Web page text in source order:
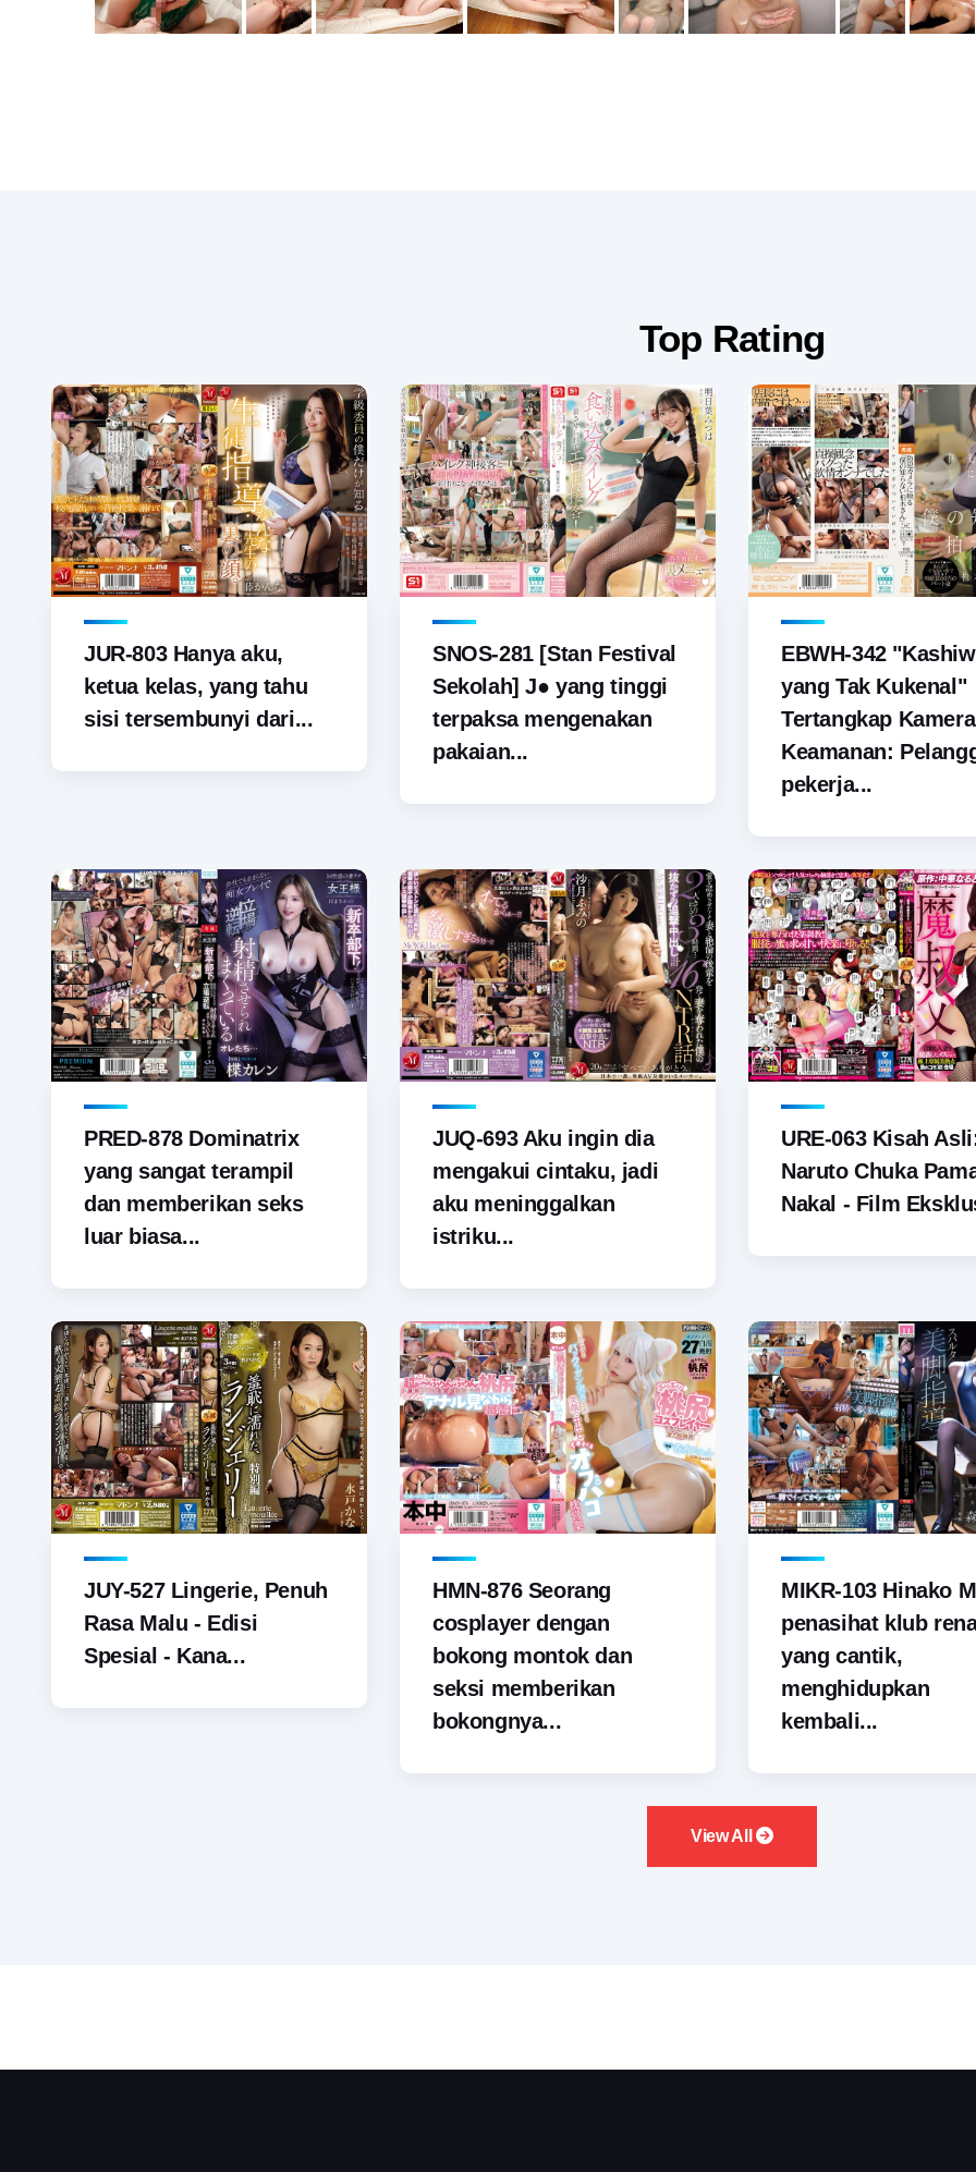
Top Rating
JUR-803 Hanya aku,
ketua kelas, yang tahu
sisi tersembunyi dari...
SNOS-281 [Stan Festival
Sekolah] J● yang tinggi
terpaksa mengenakan
pakaian...
EBWH-342
yang Tak Kukenal"
Tertangkap Kamera
Keamanan:
pekerja...
PRED-878 Dominatrix
yang sangat terampil
dan memberikan seks
luar biasa...
JUQ-693 Aku ingin dia
mengakui cintaku, jadi
aku meninggalkan
istriku...
URE-063 Kisah
Naruto Chuka
Nakal - Film
JUY-527 Lingerie, Penuh
Rasa Malu - Edisi
Spesial - Kana...
HMN-876 Seorang
cosplayer dengan
bokong montok dan
seksi memberikan
bokongnya...
MIKR-103 Hinako
penasihat klub
yang cantik,
menghidupkan
kembali...
View All